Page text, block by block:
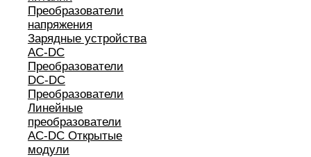
Преобразователи
напряжения
Зарядные устройства
AC-DC
Преобразователи
DC-DC
Преобразователи
Линейные
преобразователи
AC-DC Открытые
модули